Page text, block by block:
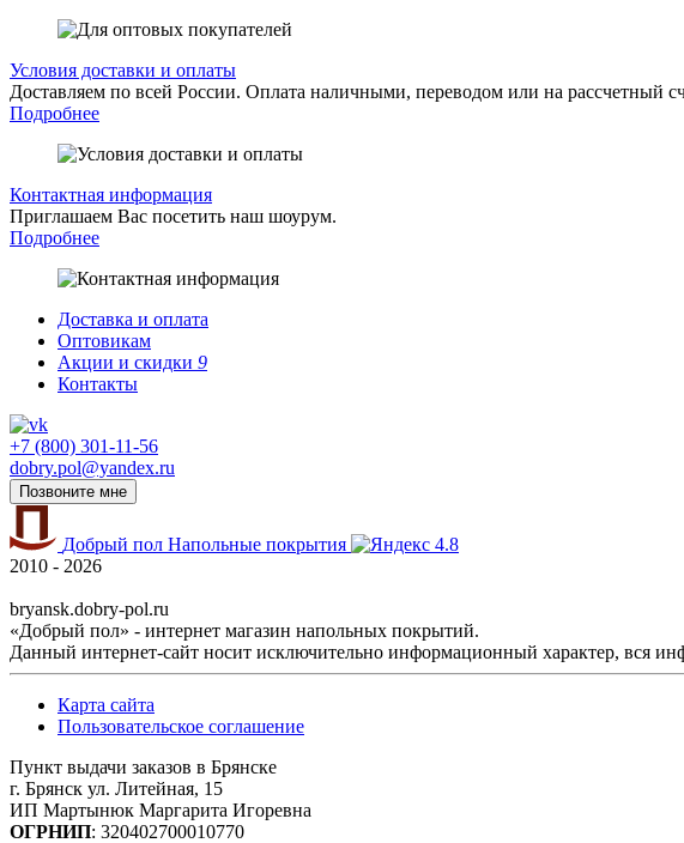
Условия доставки и оплаты
Доставляем по всей России. Оплата наличными, переводом или на рассчетный
Подробнее
Контактная информация
Приглашаем Вас посетить наш шоурум.
Подробнее
Доставка и оплата
Оптовикам
Акции и скидки 9
Контакты
+7 (800) 301-11-56
dobry.pol@yandex.ru
Позвоните мне
Добрый пол Напольные покрытия
4.8
2010 - 2026
bryansk.dobry-pol.ru
«Добрый пол» - интернет магазин напольных покрытий.
Данный интернет-сайт носит исключительно информационный характер, вся
Карта сайта
Пользовательское соглашение
Пункт выдачи заказов в Брянске
г. Брянск ул. Литейная, 15
ИП Мартынюк Маргарита Игоревна
ОГРНИП: 320402700010770